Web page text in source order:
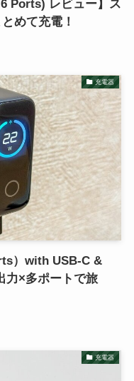
Ports) レビュー】ス
めて充電！
充電器
）with USB-C &
力×多ポートで旅
充電器